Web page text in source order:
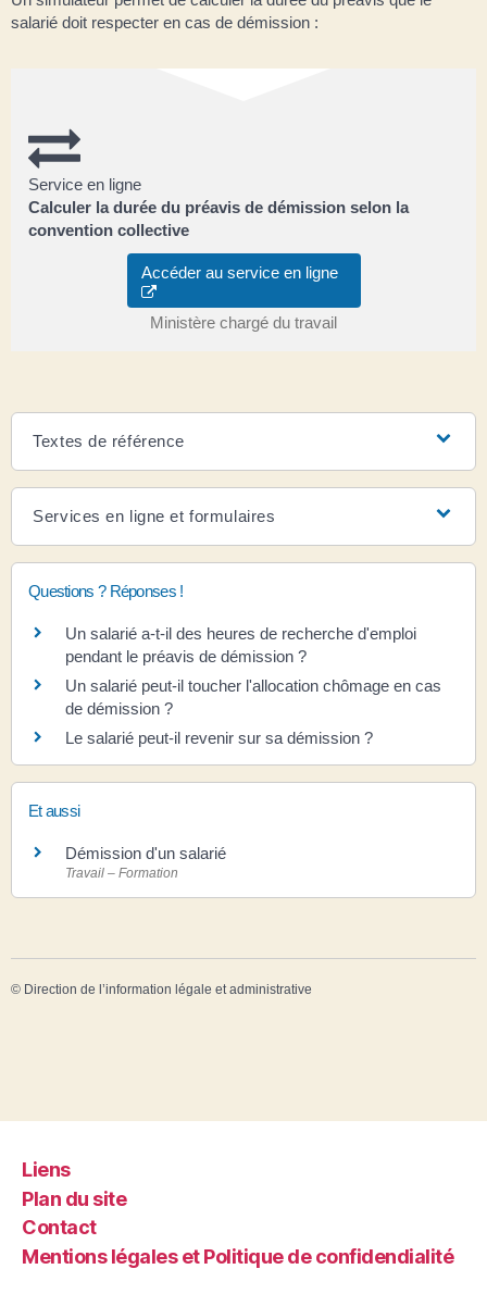
salarié doit respecter en cas de démission :
Service en ligne
Calculer la durée du préavis de démission selon la
convention collective
Accéder au service en ligne
Ministère chargé du travail
Textes de référence
Services en ligne et formulaires
Questions ? Réponses !
Un salarié a-t-il des heures de recherche d'emploi
pendant le préavis de démission ?
Un salarié peut-il toucher l'allocation chômage en cas
de démission ?
Le salarié peut-il revenir sur sa démission ?
Et aussi
Démission d'un salarié
Travail – Formation
© Direction de l’information légale et administrative
Liens
Plan du site
Contact
Mentions légales et Politique de confidendialité